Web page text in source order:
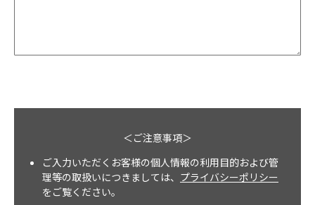
＜ご注意事項＞
ご入力いただくお客様の個人情報の利用目的および管
理等の取扱いにつきましては、 プライバシーポリシー
をご覧ください。